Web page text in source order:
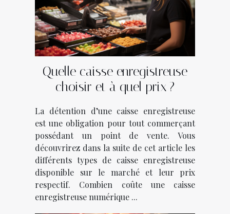
Quelle caisse enregistreuse
choisir et à quel prix ?
La détention d’une caisse enregistreuse
est une obligation pour tout commerçant
possédant un point de vente. Vous
découvrirez dans la suite de cet article les
différents types de caisse enregistreuse
disponible sur le marché et leur prix
respectif. Combien coûte une caisse
enregistreuse numérique ...